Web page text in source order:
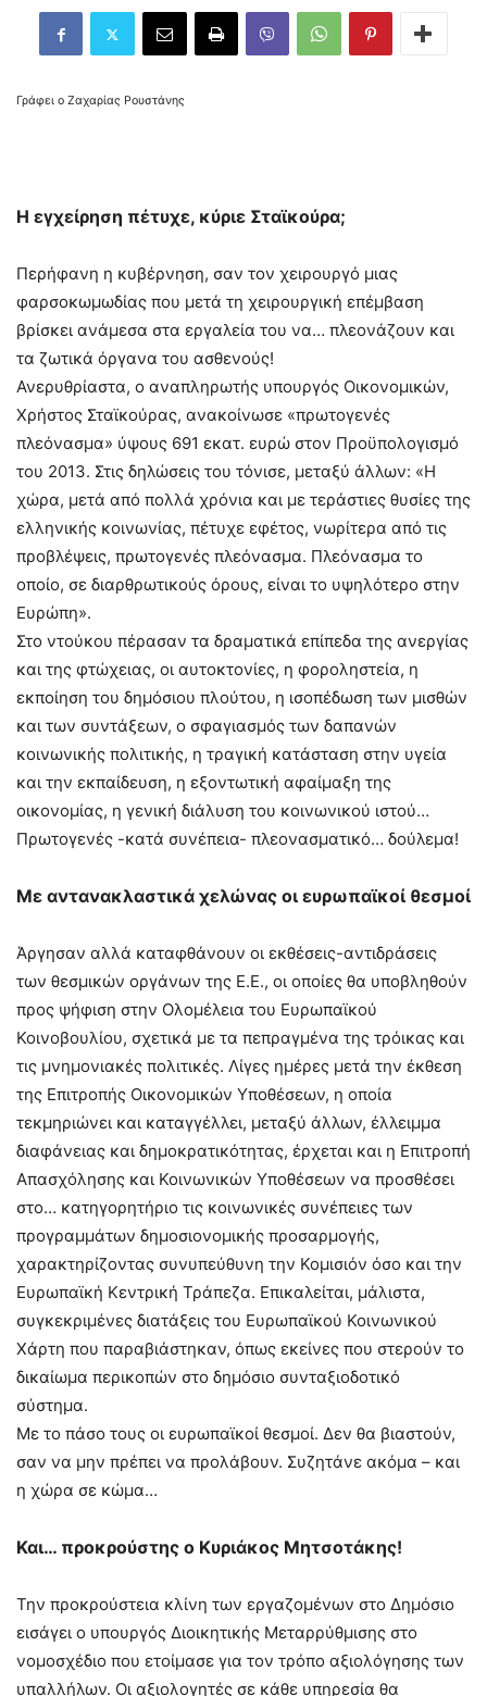
Γράφει ο Ζαχαρίας Ρουστάνης
Η εγχείρηση πέτυχε, κύριε Σταϊκούρα;
Περήφανη η κυβέρνηση, σαν τον χειρουργό μιας
φαρσοκωμωδίας που μετά τη χειρουργική επέμβαση
βρίσκει ανάμεσα στα εργαλεία του να… πλεονάζουν και
τα ζωτικά όργανα του ασθενούς!
Ανερυθρίαστα, ο αναπληρωτής υπουργός Οικονομικών,
Χρήστος Σταϊκούρας, ανακοίνωσε «πρωτογενές
πλεόνασμα» ύψους 691 εκατ. ευρώ στον Προϋπολογισμό
του 2013. Στις δηλώσεις του τόνισε, μεταξύ άλλων: «Η
χώρα, μετά από πολλά χρόνια και με τεράστιες θυσίες της
ελληνικής κοινωνίας, πέτυχε εφέτος, νωρίτερα από τις
προβλέψεις, πρωτογενές πλεόνασμα. Πλεόνασμα το
οποίο, σε διαρθρωτικούς όρους, είναι το υψηλότερο στην
Ευρώπη».
Στο ντούκου πέρασαν τα δραματικά επίπεδα της ανεργίας
και της φτώχειας, οι αυτοκτονίες, η φοροληστεία, η
εκποίηση του δημόσιου πλούτου, η ισοπέδωση των μισθών
και των συντάξεων, ο σφαγιασμός των δαπανών
κοινωνικής πολιτικής, η τραγική κατάσταση στην υγεία
και την εκπαίδευση, η εξοντωτική αφαίμαξη της
οικονομίας, η γενική διάλυση του κοινωνικού ιστού…
Πρωτογενές -κατά συνέπεια- πλεονασματικό… δούλεμα!
Με αντανακλαστικά χελώνας οι ευρωπαϊκοί θεσμοί
Άργησαν αλλά καταφθάνουν οι εκθέσεις-αντιδράσεις
των θεσμικών οργάνων της Ε.Ε., οι οποίες θα υποβληθούν
προς ψήφιση στην Ολομέλεια του Ευρωπαϊκού
Κοινοβουλίου, σχετικά με τα πεπραγμένα της τρόικας και
τις μνημονιακές πολιτικές. Λίγες ημέρες μετά την έκθεση
της Επιτροπής Οικονομικών Υποθέσεων, η οποία
τεκμηριώνει και καταγγέλλει, μεταξύ άλλων, έλλειμμα
διαφάνειας και δημοκρατικότητας, έρχεται και η Επιτροπή
Απασχόλησης και Κοινωνικών Υποθέσεων να προσθέσει
στο… κατηγορητήριο τις κοινωνικές συνέπειες των
προγραμμάτων δημοσιονομικής προσαρμογής,
χαρακτηρίζοντας συνυπεύθυνη την Κομισιόν όσο και την
Ευρωπαϊκή Κεντρική Τράπεζα. Επικαλείται, μάλιστα,
συγκεκριμένες διατάξεις του Ευρωπαϊκού Κοινωνικού
Χάρτη που παραβιάστηκαν, όπως εκείνες που στερούν το
δικαίωμα περικοπών στο δημόσιο συνταξιοδοτικό
σύστημα.
Με το πάσο τους οι ευρωπαϊκοί θεσμοί. Δεν θα βιαστούν,
σαν να μην πρέπει να προλάβουν. Συζητάνε ακόμα – και
η χώρα σε κώμα…
Και… προκρούστης ο Κυριάκος Μητσοτάκης!
Την προκρούστεια κλίνη των εργαζομένων στο Δημόσιο
εισάγει ο υπουργός Διοικητικής Μεταρρύθμισης στο
νομοσχέδιο που ετοίμασε για τον τρόπο αξιολόγησης των
υπαλλήλων. Οι αξιολογητές σε κάθε υπηρεσία θα